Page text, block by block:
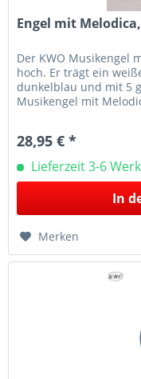
Engel mit
Der KWO Musikengel
hoch. Er trägt ein
dunkelblau und mit 5
Musikengel mit
28,95 € *
Lieferzeit 3-6
In
Merken